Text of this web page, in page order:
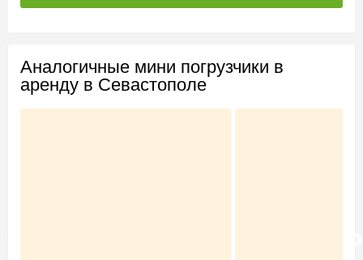
Аналогичные мини погрузчики в
аренду в Севастополе